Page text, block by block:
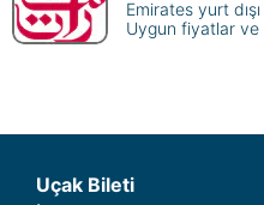
Emirates yurt
Uygun fiyatlar ve
Uçak Bileti